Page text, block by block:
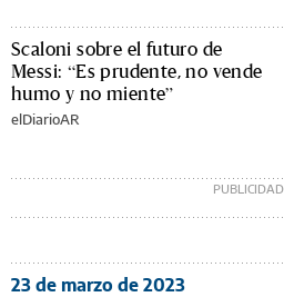
Scaloni sobre el futuro de
Messi: “Es prudente, no vende
humo y no miente”
elDiarioAR
23 de marzo de 2023